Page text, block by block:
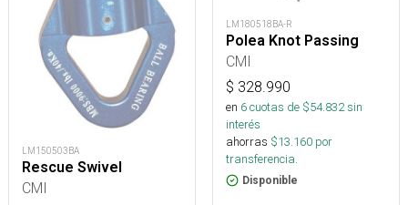
LM150503BA
Rescue Swivel
CMI
LM180518BA-R
Polea Knot Passing
CMI
$ 328.990
en 6cuotas de $54.832sin
interés
ahorras $13.160 por
transferencia.
Disponible